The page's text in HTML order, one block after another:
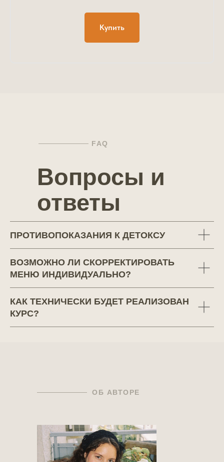
Купить
Вопросы и
ответы
FAQ
ПРОТИВОПОКАЗАНИЯ К ДЕТОКСУ
ВОЗМОЖНО ЛИ СКОРРЕКТИРОВАТЬ
МЕНЮ ИНДИВИДУАЛЬНО?
КАК ТЕХНИЧЕСКИ БУДЕТ РЕАЛИЗОВАН
КУРС?
ОБ АВТОРЕ